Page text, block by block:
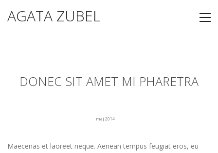
AGATA ZUBEL
DONEC SIT AMET MI PHARETRA
maj 2014
Maecenas et laoreet neque. Aenean tempus feugiat eros, eu